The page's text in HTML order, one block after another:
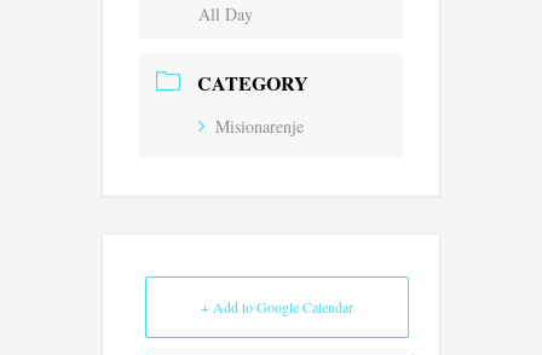
All Day
CATEGORY
Misionarenje
+ Add to Google Calendar